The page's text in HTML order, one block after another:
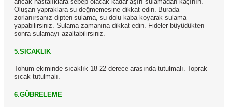
Oluşan yapraklara su değmemesine dikkat edin. Burada
zorlanırsanız dipten sulama, su dolu kaba koyarak sulama
yapabilirsiniz. Sulama zamanına dikkat edin. Fideler büyüdükten
sonra sulamayı azaltabilirsiniz.
5.SICAKLIK
Tohum ekiminde sıcaklık 18-22 derece arasında tutulmalı. Toprak
sıcak tutulmalı.
6.GÜBRELEME